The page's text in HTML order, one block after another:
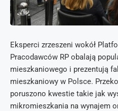
Eksperci zrzeszeni wokół
Pracodawców RP obalają
mieszkaniowego i prezentują
mieszkaniowy w Polsce.
poruszono kwestie takie jak
mikromieszkania na wynajem